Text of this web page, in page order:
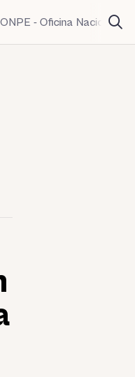
ONPE - Oficina Nacional